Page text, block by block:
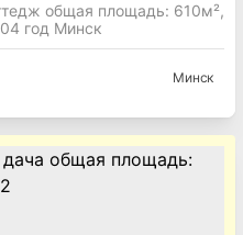
общая площадь: 610м²,
год Минск
Минск